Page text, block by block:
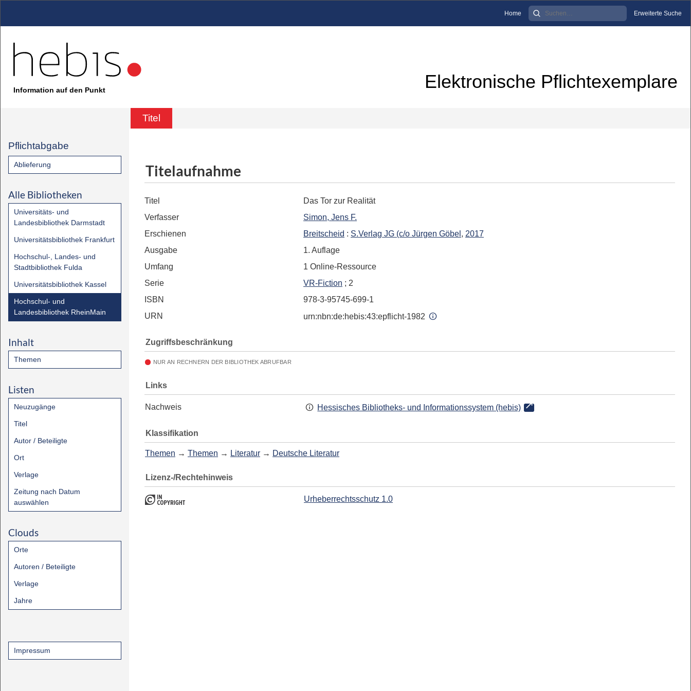
Home Erweiterte Suche
Information auf den Punkt Elektronische Pflichtexemplare
Titel
Pflichtabgabe
Ablieferung
Alle Bibliotheken
Universitäts- und
Landesbibliothek Darmstadt
Universitätsbibliothek Frankfurt
Hochschul-, Landes- und
Stadtbibliothek Fulda
Universitätsbibliothek Kassel
Hochschul- und
Landesbibliothek RheinMain
Inhalt
Themen
Listen
Neuzugänge
Titel
Autor / Beteiligte
Ort
Verlage
Zeitung nach Datum
auswählen
Clouds
Orte
Autoren / Beteiligte
Verlage
Jahre
Impressum
Titelaufnahme
Titel
Das Tor zur Realität
Verfasser
Simon, Jens F.
Erschienen
Breitscheid : S.Verlag JG (c/o Jürgen Göbel , 2017
Ausgabe
1. Auflage
Umfang
1 Online-Ressource
Serie
VR-Fiction ; 2
ISBN
978-3-95745-699-1
URN
urn:nbn:de:hebis:43:epflicht-1982
Zugriffsbeschränkung
NUR AN RECHNERN DER BIBLIOTHEK ABRUFBAR
Links
Nachweis Hessisches Bibliotheks- und Informationssystem (hebis)
Klassifikation
Themen → Themen → Literatur → Deutsche Literatur
Lizenz-/Rechtehinweis
Urheberrechtsschutz 1.0